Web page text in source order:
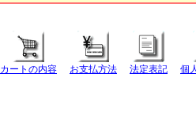
カートの内容 お支払方法 法定表記 個